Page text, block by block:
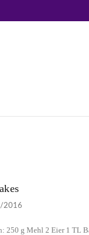
2016
250 g Mehl 2 Eier 1 TL